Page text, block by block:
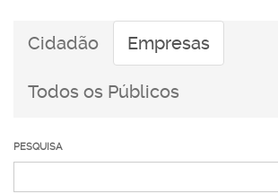
Cidadão Empresas
Todos os Públicos
PESQUISA